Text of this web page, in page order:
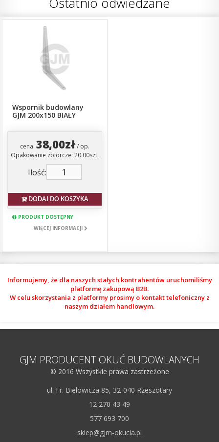
Wspornik budowlany
GJM 200x150 BIAŁY
cena: 38,00zł/ op.
Opakowanie zbiorcze: 20.00szt.
Ilość:
DODAJ DO KOSZYKA
PRODUKT DOSTĘPNY
WIĘCEJ INFORMACJI
Informujemy, że dla naszych stałych kontrahentów uruchomiliśmy
platformę zakupową B2B.
W celu skorzystania z platformy prosimy o kontakt telefoniczny z
naszym działem handlowym.
GJM PRODUCENT OKUĆ BUDOWLANYCH
© 2016 Wszystkie prawa zastrzeżone
ul. Fr. Bielowicza 85, 32-040 Rzeszotary
12 270 43 49
577 693 700
sklep@gjm-okucia.pl